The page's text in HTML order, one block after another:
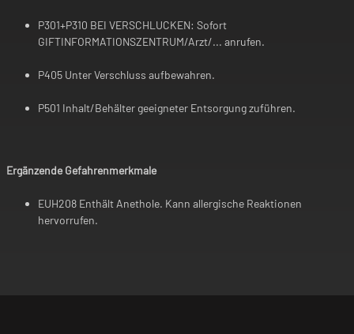
P301+P310 BEI VERSCHLUCKEN: Sofort
GIFTINFORMATIONSZENTRUM/Arzt/... anrufen.
P405 Unter Verschluss aufbewahren.
P501 Inhalt/Behälter geeigneter Entsorgung zuführen.
Ergänzende Gefahrenmerkmale
EUH208 Enthält Anethole. Kann allergische Reaktionen
hervorrufen.